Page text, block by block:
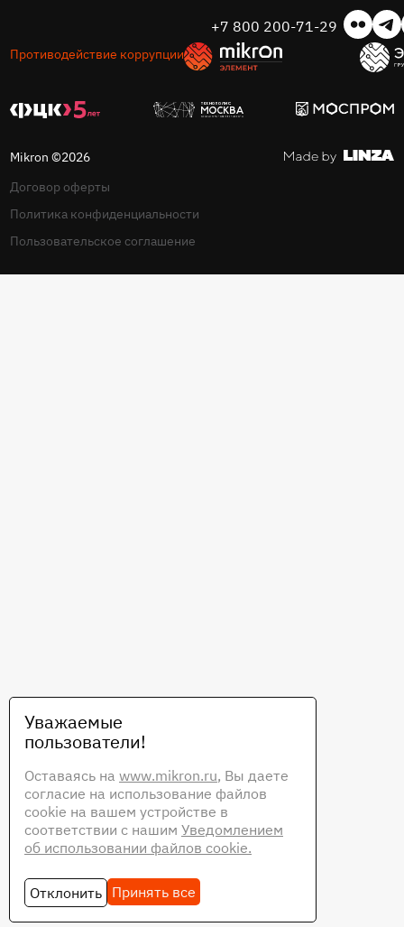
Противодействие коррупции
+7 800 200-71-29
Mikron ©2026
Договор оферты
Политика конфиденциальности
Пользовательское соглашение
Уважаемые
пользователи!
Оставаясь на www.mikron.ru, Вы даете
согласие на использование файлов
cookie на вашем устройстве в
соответствии с нашим Уведомлением
об использовании файлов cookie.
Отклонить Принять все